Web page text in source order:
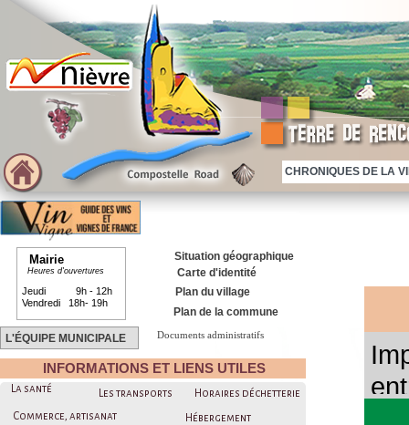
le
L'ÉQUIPE MUNICIPALE
Les transports
Commerce, artisanat
Hébergement
Horaires déchetterie
La santé
Documents administratifs
Mairie
Heures d'ouvertures
Jeudi 9h - 12h
Vendredi 18h- 19h
INFORMATIONS ET LIENS UTILES
Plan de la commune
Plan du village
Carte d'identité
Situation géographique
CHRONIQUES DE LA